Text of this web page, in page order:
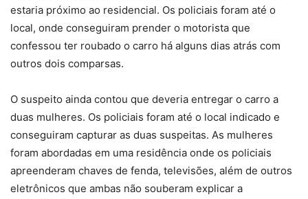
estaria próximo ao residencial. Os policiais foram até o
local, onde conseguiram prender o motorista que
confessou ter roubado o carro há alguns dias atrás com
outros dois comparsas.
O suspeito ainda contou que deveria entregar o carro a
duas mulheres. Os policiais foram até o local indicado e
conseguiram capturar as duas suspeitas. As mulheres
foram abordadas em uma residência onde os policiais
apreenderam chaves de fenda, televisões, além de outros
eletrônicos que ambas não souberam explicar a